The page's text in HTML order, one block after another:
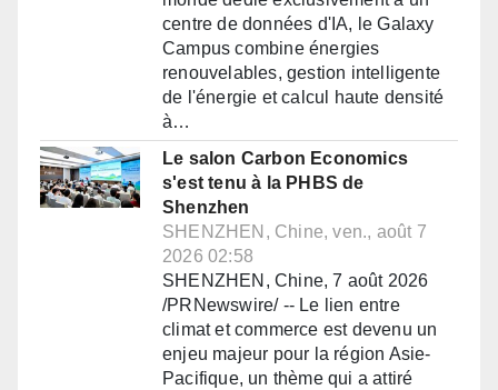
centre de données d'IA, le Galaxy
Campus combine énergies
renouvelables, gestion intelligente
de l'énergie et calcul haute densité
à…
Le salon Carbon Economics
s'est tenu à la PHBS de
Shenzhen
SHENZHEN, Chine, ven., août 7
2026 02:58
SHENZHEN, Chine, 7 août 2026
/PRNewswire/ -- Le lien entre
climat et commerce est devenu un
enjeu majeur pour la région Asie-
Pacifique, un thème qui a attiré